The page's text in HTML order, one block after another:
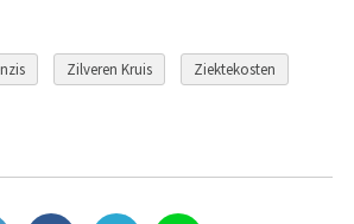
Zilveren Kruis Ziektekosten